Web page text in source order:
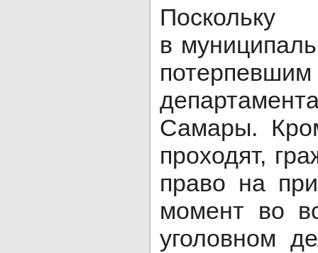
в
Самары.
проходят,
право на
момент во
уголовном